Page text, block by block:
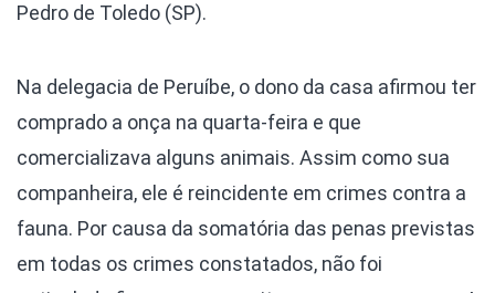
Pedro de Toledo (SP).
Na delegacia de Peruíbe, o dono da casa afirmou ter
comprado a onça na quarta-feira e que
comercializava alguns animais. Assim como sua
companheira, ele é reincidente em crimes contra a
fauna. Por causa da somatória das penas previstas
em todas os crimes constatados, não foi